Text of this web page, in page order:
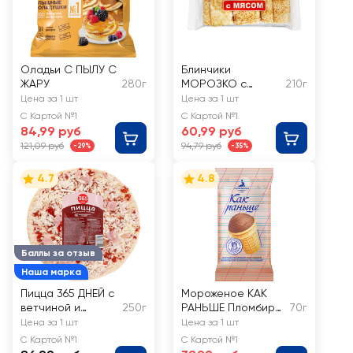
Оладьи С ПЫЛУ С
ЖАРУ
280г
Цена за 1 шт
С Картой №1
84,99 руб
121,09 руб -29%
Блинчики
МОРОЗКО с
мясом
210г
Цена за 1 шт
С Картой №1
60,99 руб
94,79 руб -35%
Баллы за отзыв
Наша марка
4.7
Пицца 365 ДНЕЙ с
ветчиной и
грибами
250г
Цена за 1 шт
С Картой №1
4.8
Мороженое КАК
РАНЬШЕ Пломбир
шоколадный 15%,
без змж, вафельный
стаканчик
70г
Цена за 1 шт
С Картой №1